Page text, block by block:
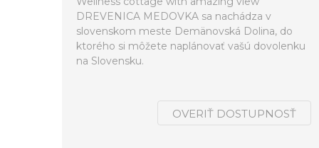
DREVENICA MEDOVKA sa nachádza v
slovenskom meste Demänovská Dolina, do
ktorého si môžete naplánovať vašú dovolenku
na Slovensku.
OVERIŤ DOSTUPNOSŤ